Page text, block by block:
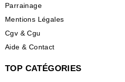
Parrainage
Mentions Légales
Cgv & Cgu
Aide & Contact
TOP CATÉGORIES